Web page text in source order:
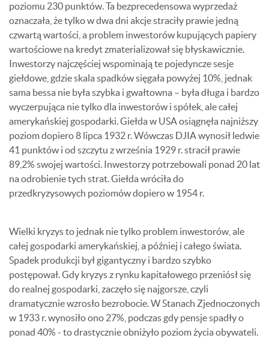
poziomu 230 punktów. Ta bezprecedensowa wyprzedaż
oznaczała, że tylko w dwa dni akcje straciły prawie jedną
czwartą wartości, a problem inwestorów kupujących papiery
wartościowe na kredyt zmaterializował się błyskawicznie.
Inwestorzy najczęściej wspominają te pojedyncze sesje
giełdowe, gdzie skala spadków sięgała powyżej 10%, jednak
sama bessa nie była szybka i gwałtowna – była długa i bardzo
wyczerpująca nie tylko dla inwestorów i spółek, ale całej
amerykańskiej gospodarki. Giełda w USA osiągnęła najniższy
poziom dopiero 8 lipca 1932 r. Wówczas DJIA wynosił ledwie
41 punktów i od szczytu z września 1929 r. stracił prawie
89,2% swojej wartości. Inwestorzy potrzebowali ponad 20 lat
na odrobienie tych strat. Giełda wróciła do
przedkryzysowych poziomów dopiero w 1954 r.
Wielki kryzys to jednak nie tylko problem inwestorów, ale
całej gospodarki amerykańskiej, a później i całego świata.
Spadek produkcji był gigantyczny i bardzo szybko
postępował. Gdy kryzys z rynku kapitałowego przeniósł się
do realnej gospodarki, zaczęło się najgorsze, czyli
dramatycznie wzrosło bezrobocie. W Stanach Zjednoczonych
w 1933 r. wynosiło ono 27%, podczas gdy pensje spadły o
ponad 40% - to drastycznie obniżyło poziom życia obywateli.